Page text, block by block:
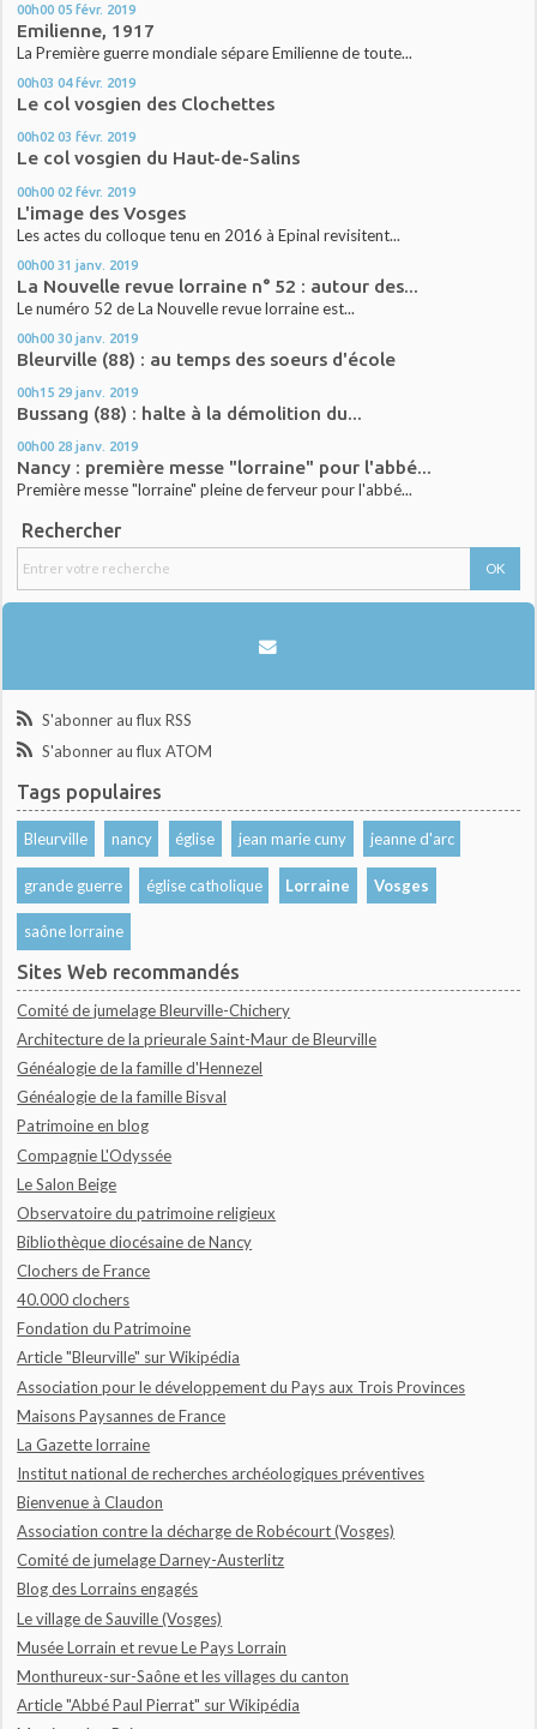
00h00 05 févr. 2019
Emilienne, 1917
La Première guerre mondiale sépare Emilienne de toute...
00h03 04 févr. 2019
Le col vosgien des Clochettes
00h02 03 févr. 2019
Le col vosgien du Haut-de-Salins
00h00 02 févr. 2019
L'image des Vosges
Les actes du colloque tenu en 2016 à Epinal revisitent...
00h00 31 janv. 2019
La Nouvelle revue lorraine n° 52 : autour des...
Le numéro 52 de La Nouvelle revue lorraine est...
00h00 30 janv. 2019
Bleurville (88) : au temps des soeurs d'école
00h15 29 janv. 2019
Bussang (88) : halte à la démolition du...
00h00 28 janv. 2019
Nancy : première messe "lorraine" pour l'abbé...
Première messe "lorraine" pleine de ferveur pour l'abbé...
Rechercher
S'abonner au flux RSS
S'abonner au flux ATOM
Tags populaires
Bleurville nancy église jean marie cuny jeanne d'arc
grande guerre église catholique Lorraine Vosges
saône lorraine
Sites Web recommandés
Comité de jumelage Bleurville-Chichery
Architecture de la prieurale Saint-Maur de Bleurville
Généalogie de la famille d'Hennezel
Généalogie de la famille Bisval
Patrimoine en blog
Compagnie L'Odyssée
Le Salon Beige
Observatoire du patrimoine religieux
Bibliothèque diocésaine de Nancy
Clochers de France
40.000 clochers
Fondation du Patrimoine
Article "Bleurville" sur Wikipédia
Association pour le développement du Pays aux Trois Provinces
Maisons Paysannes de France
La Gazette lorraine
Institut national de recherches archéologiques préventives
Bienvenue à Claudon
Association contre la décharge de Robécourt (Vosges)
Comité de jumelage Darney-Austerlitz
Blog des Lorrains engagés
Le village de Sauville (Vosges)
Musée Lorrain et revue Le Pays Lorrain
Monthureux-sur-Saône et les villages du canton
Article "Abbé Paul Pierrat" sur Wikipédia